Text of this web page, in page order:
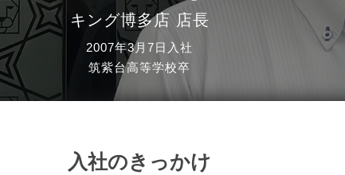
キング博多店 店長
2007年3月7日入社
筑紫台高等学校卒
入社のきっかけ